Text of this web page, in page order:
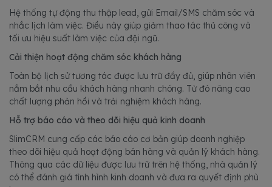
Hệ thống tự động thu thập lead, gửi Email/SMS chăm sóc và
nhắc lịch làm việc. Điều này giúp giảm thao tác thủ công và
tối ưu hiệu suất làm việc của đội ngũ.
Cải thiện hoạt động chăm sóc khách hàng
Toàn bộ lịch sử tương tác được lưu trữ đầy đủ, giúp nhân viên
nắm bắt nhu cầu khách hàng nhanh chóng. Từ đó nâng cao
chất lượng phản hồi và trải nghiệm khách hàng.
Hỗ trợ báo cáo và theo dõi hiệu quả kinh doanh
SlimCRM cung cấp các báo cáo cơ bản giúp doanh nghiệp
theo dõi hiệu quả hoạt động bán hàng và quản lý khách hàng.
Thông qua các dữ liệu được lưu trữ trên hệ thống, nhà quản lý
có thể đánh giá tình hình kinh doanh và đưa ra quyết định phù